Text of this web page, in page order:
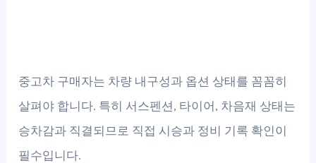
중고차 구매자는 차량 내구성과 옵션 상태를 꼼꼼히
살펴야 합니다. 특히 서스펜션, 타이어, 차음재 상태는
승차감과 직결되므로 직접 시승과 정비 기록 확인이
필수입니다.